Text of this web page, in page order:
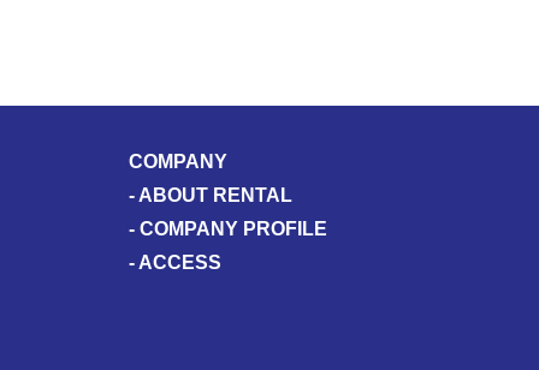
COMPANY
- ABOUT RENTAL
- COMPANY PROFILE
- ACCESS